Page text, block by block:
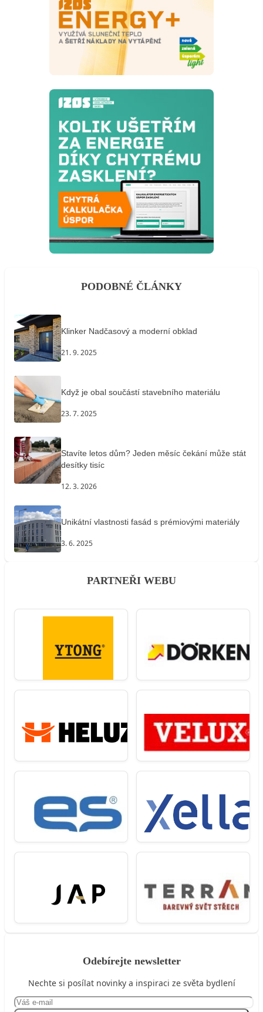
PODOBNÉ ČLÁNKY
Klinker Nadčasový a moderní obklad
21. 9. 2025
Když je obal součástí stavebního materiálu
23. 7. 2025
Stavíte letos dům? Jeden měsíc čekání může stát
desítky tisíc
12. 3. 2026
Unikátní vlastnosti fasád s prémiovými materiály
3. 6. 2025
PARTNEŘI WEBU
Odebírejte newsletter
Nechte si posílat novinky a inspiraci ze světa bydlení